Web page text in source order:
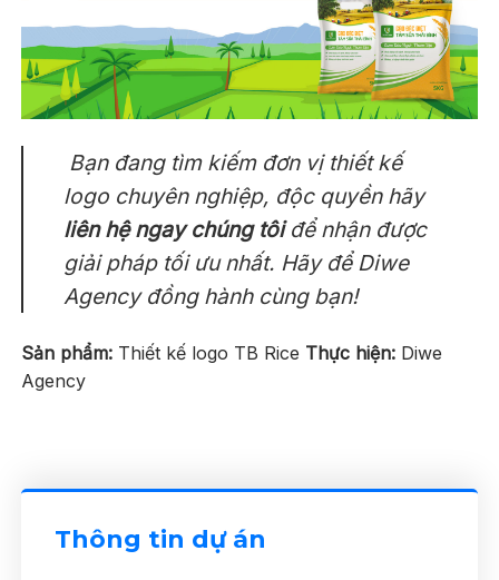
Bạn đang tìm kiếm đơn vị thiết kế
logo chuyên nghiệp, độc quyền hãy
liên hệ ngay chúng tôiđể nhận được
giải pháp tối ưu nhất. Hãy đểDiwe
Agencyđồng hành cùng bạn!
Sản phẩm: Thiết kế logo TB Rice Thực hiện: Diwe
Agency
Thông tin dự án